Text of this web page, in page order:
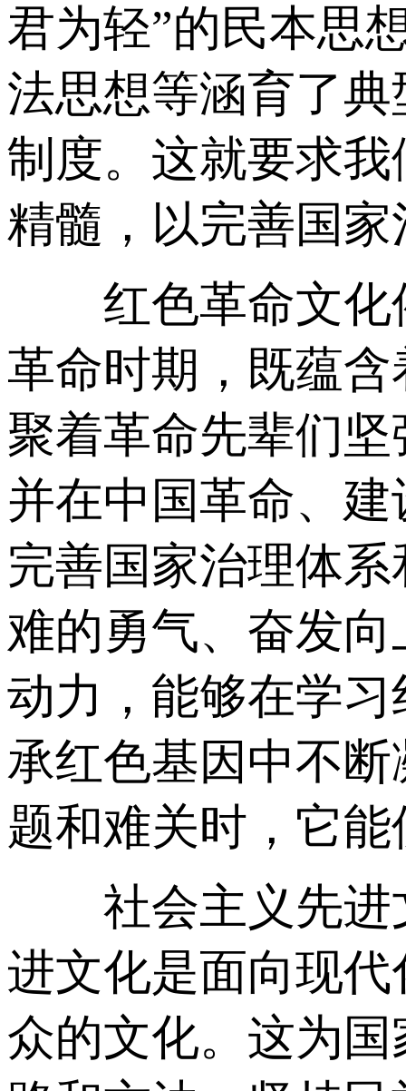
君为轻”的民本思
法思想等涵育了
制度。这就要求
精髓，以完善国
红色革命文化
革命时期，既蕴
聚着革命先辈们
并在中国革命、
完善国家治理体
难的勇气、奋发
动力，能够在学
承红色基因中不
题和难关时，它
社会主义先进
进文化是面向现
众的文化。这为